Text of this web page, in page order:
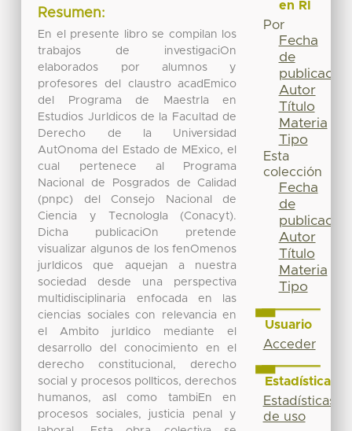
Resumen:
En el presente libro se compilan los
trabajos de investigaciOn
elaborados por alumnos y
profesores del claustro acadEmico
del Programa de MaestrIa en
Estudios JurIdicos de la Facultad de
Derecho de la Universidad
AutOnoma del Estado de MExico, el
cual pertenece al Programa
Nacional de Posgrados de Calidad
(pnpc) del Consejo Nacional de
Ciencia y TecnologIa (Conacyt).
Dicha publicaciOn pretende
visualizar algunos de los fenOmenos
jurIdicos que aquejan a nuestra
sociedad desde una perspectiva
multidisciplinaria enfocada en las
ciencias sociales con relevancia en
el Ambito jurIdico mediante el
desarrollo del conocimiento en el
derecho constitucional, derecho
social y procesos polIticos, derechos
humanos, asI como tambiEn en
procesos sociales, justicia penal y
en RI
Por
Fecha
de
publicación
Autor
Título
Materia
Tipo
Esta
colección
Fecha
de
publicación
Autor
Título
Materia
Tipo
Usuario
Acceder
Estadísticas
Estadísticas
de uso